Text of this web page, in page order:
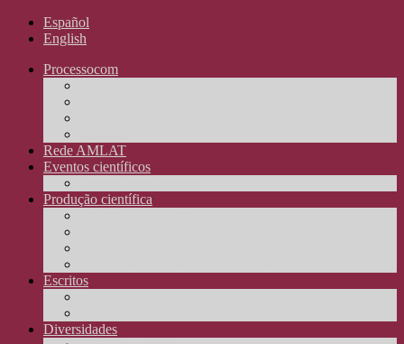
Español
English
Processocom
Rede AMLAT
Eventos científicos
Produção científica
Escritos
Diversidades